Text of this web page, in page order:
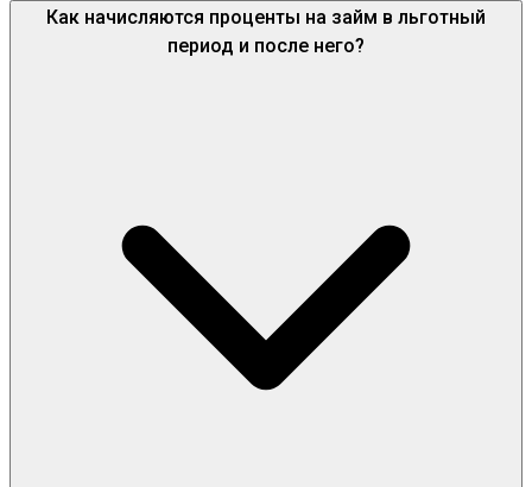
Как начисляются проценты на займ в льготный
период и после него?